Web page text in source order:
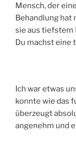
Mensch, der
Behandlung hat
sie aus tiefstem
Du machst eine
Ich war etwas
konnte wie das
überzeugt
angenehm und